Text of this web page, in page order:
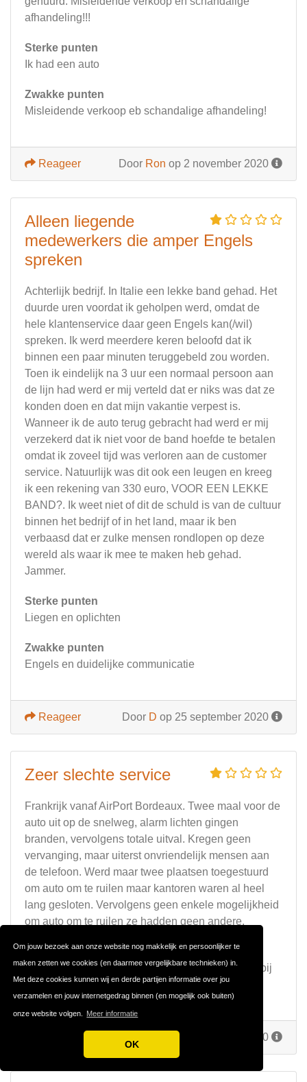
Om jouw bezoek aan onze website nog makkelijk en persoonlijker te
maken zetten we cookies (en daarmee vergelijkbare technieken) in.
Met deze cookies kunnen wij en derde partijen informatie over jou
verzamelen en jouw internetgedrag binnen (en mogelijk ook buiten)
onze website volgen. Meer informatie
OK
afhandeling!!!
Sterke punten
Ik had een auto
Zwakke punten
Misleidende verkoop eb schandalige afhandeling!
Door Ron op 2 november 2020
Reageer
Alleen liegende
medewerkers die amper Engels
spreken
Achterlijk bedrijf. In Italie een lekke band gehad. Het
duurde uren voordat ik geholpen werd, omdat de
hele klantenservice daar geen Engels kan(/wil)
spreken. Ik werd meerdere keren beloofd dat ik
binnen een paar minuten teruggebeld zou worden.
Toen ik eindelijk na 3 uur een normaal persoon aan
de lijn had werd er mij verteld dat er niks was dat ze
konden doen en dat mijn vakantie verpest is.
Wanneer ik de auto terug gebracht had werd er mij
verzekerd dat ik niet voor de band hoefde te betalen
omdat ik zoveel tijd was verloren aan de customer
service. Natuurlijk was dit ook een leugen en kreeg
ik een rekening van 330 euro, VOOR EEN LEKKE
BAND?. Ik weet niet of dit de schuld is van de cultuur
binnen het bedrijf of in het land, maar ik ben
verbaasd dat er zulke mensen rondlopen op deze
wereld als waar ik mee te maken heb gehad.
Jammer.
Sterke punten
Liegen en oplichten
Zwakke punten
Engels en duidelijke communicatie
Door D op 25 september 2020
Reageer
Zeer slechte service
Frankrijk vanaf AirPort Bordeaux. Twee maal voor de
auto uit op de snelweg, alarm lichten gingen
branden, vervolgens totale uitval. Kregen geen
vervanging, maar uiterst onvriendelijk mensen aan
de telefoon. Werd maar twee plaatsen toegestuurd
om auto om te ruilen maar kantoren waren al heel
lang gesloten. Vervolgens geen enkele mogelijkheid
om auto om te ruilen ze hadden geen andere.
Zwakke punten
Zeer onvriendelijk mensen, geen enkele service bij
pech.
op 19 augustus 2020